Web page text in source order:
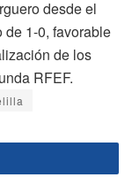
desde el
1-0, favorable
de los
RFEF.